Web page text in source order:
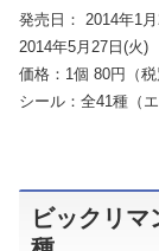
発売日： 2014年1
2014年5月27日(火
価格：1個 80円（税
シール：全41種（
ビックリ